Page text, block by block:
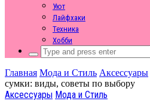
Уют
Лайфхаки
Техника
Хобби
Search
for:
Главная Мода и Стиль Аксессуары
сумки: виды, советы по выбору
Аксессуары Мода и Стиль